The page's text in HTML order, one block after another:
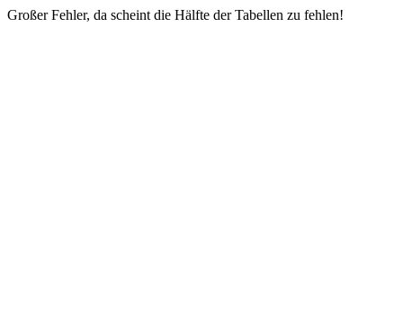
Großer Fehler, da scheint die Hälfte der Tabellen zu fehlen!